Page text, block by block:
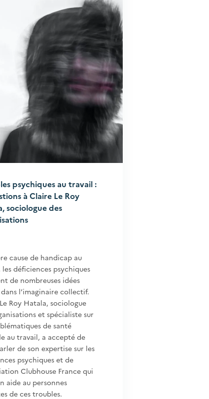
psychiques au travail :
à Claire Le Roy
sociologue des
cause de handicap au
déficiences psychiques
de nombreuses idées
l’imaginaire collectif.
Roy Hatala, sociologue
et spécialiste sur
de santé
au travail, a accepté de
de son expertise sur les
psychiques et de
Clubhouse France qui
aide au personnes
de ces troubles.